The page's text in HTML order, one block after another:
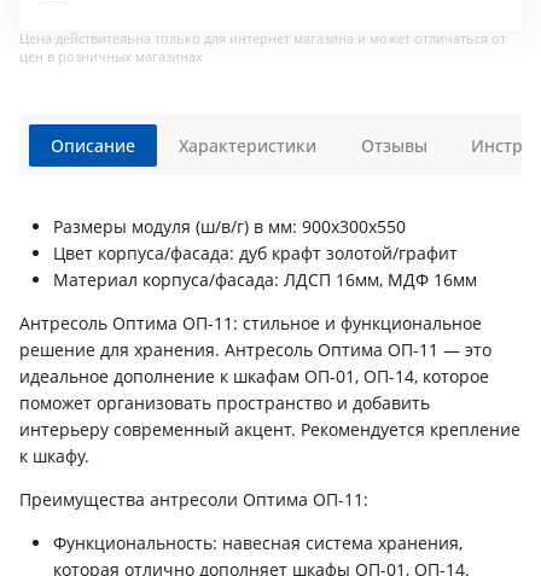
Цена действительна только для интернет магазина и может отличаться от
цен в розничных магазинах
Описание
Размеры модуля (ш/в/г) в мм: 900х300х550
Цвет корпуса/фасада: дуб крафт золотой/графит
Материал корпуса/фасада: ЛДСП 16мм, МДФ 16мм
Антресоль Оптима ОП-11: стильное и функциональное
решение для хранения. Антресоль Оптима ОП-11 — это
идеальное дополнение к шкафам ОП-01, ОП-14, которое
поможет организовать пространство и добавить
интерьеру современный акцент. Рекомендуется крепление
к шкафу.
Преимущества антресоли Оптима ОП-11:
Функциональность: навесная система хранения,
которая отлично дополняет шкафы ОП-01, ОП-14.
Характеристики Отзывы